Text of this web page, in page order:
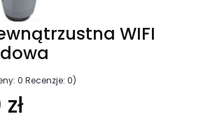
WIFI
0 Recenzje: 0)